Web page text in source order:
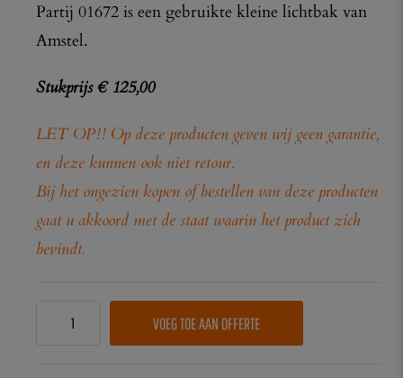
Partij 01672 is een gebruikte kleine lichtbak van
Amstel.
Stukprijs € 125,00
LET OP!! Op deze producten geven wij geen garantie,
en deze kunnen ook niet retour.
Bij het ongezien kopen of bestellen van deze producten
gaat u akkoord met de staat waarin het product zich
bevindt.
VOEG TOE AAN OFFERTE